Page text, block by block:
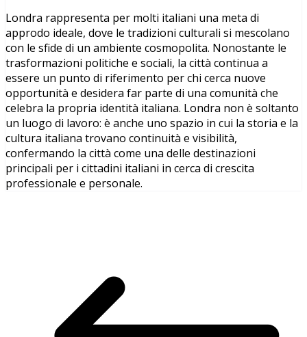
Londra rappresenta per molti italiani una meta di
approdo ideale, dove le tradizioni culturali si mescolano
con le sfide di un ambiente cosmopolita. Nonostante le
trasformazioni politiche e sociali, la città continua a
essere un punto di riferimento per chi cerca nuove
opportunità e desidera far parte di una comunità che
celebra la propria identità italiana. Londra non è soltanto
un luogo di lavoro: è anche uno spazio in cui la storia e la
cultura italiana trovano continuità e visibilità,
confermando la città come una delle destinazioni
principali per i cittadini italiani in cerca di crescita
professionale e personale.